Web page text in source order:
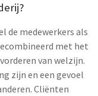
de medewerkers als
met het
van welzijn.
zijn en een gevoel
Cliënten